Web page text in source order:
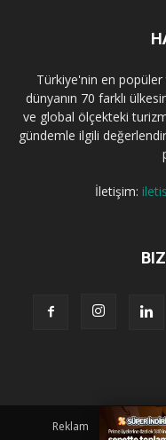
Türkiye'nin en
dünyanın 70 farklı
ve global ölçekteki
gündemle ilgili
İletişim:
Reklam Künye